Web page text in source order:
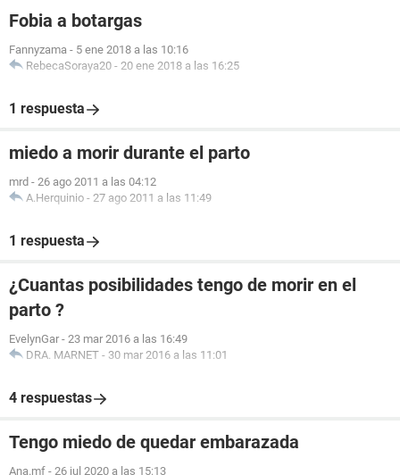
Fobia a botargas
Fannyzama - 5 ene 2018 a las 10:16
RebecaSoraya20 - 20 ene 2018 a las 16:25
1 respuesta
miedo a morir durante el parto
mrd - 26 ago 2011 a las 04:12
A.Herquinio - 27 ago 2011 a las 11:49
1 respuesta
¿Cuantas posibilidades tengo de morir en el
parto ?
EvelynGar - 23 mar 2016 a las 16:49
DRA. MARNET - 30 mar 2016 a las 11:01
4 respuestas
Tengo miedo de quedar embarazada
Ana.mf - 26 jul 2020 a las 15:13